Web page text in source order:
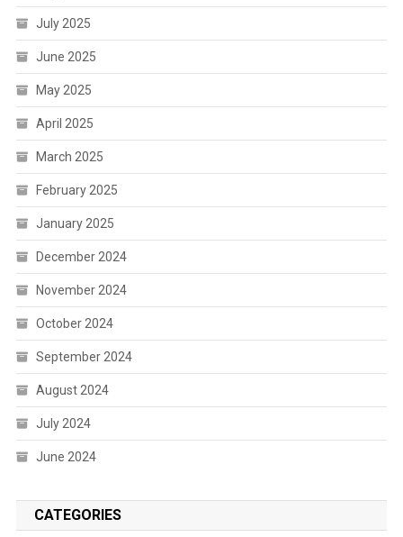
July 2025
June 2025
May 2025
April 2025
March 2025
February 2025
January 2025
December 2024
November 2024
October 2024
September 2024
August 2024
July 2024
June 2024
CATEGORIES